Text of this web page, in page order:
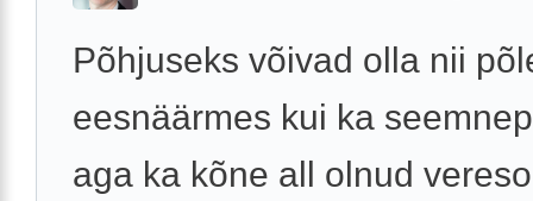
Põhjuseks võivad olla nii
eesnäärmes kui ka
aga ka kõne all olnud